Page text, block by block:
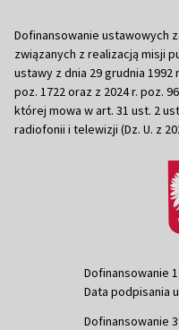
Dofinansowanie ustawowych
związanych z realizacją misji
ustawy z dnia 29 grudnia 1992
poz. 1722 oraz z 2024 r. poz.
której mowa w art. 31 ust. 2
radiofonii i telewizji (Dz. U. z
Dofinansowanie
Data podpisania
Dofinansowanie